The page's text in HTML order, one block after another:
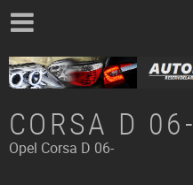
CORSA D 06-
Opel Corsa D 06-